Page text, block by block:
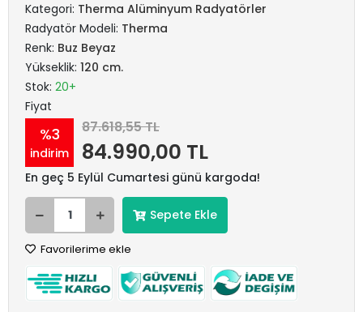
Kategori: Therma Alüminyum Radyatörler
Radyatör Modeli: Therma
Renk: Buz Beyaz
Yükseklik: 120 cm.
Stok: 20+
Fiyat
%3
indirim
87.618,55 TL
84.990,00 TL
En geç 5 Eylül Cumartesi günü kargoda!
Sepete Ekle
Favorilerime ekle